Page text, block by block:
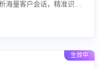
海量客户会话，精准识别
估客服团队政策解读准确
生效中